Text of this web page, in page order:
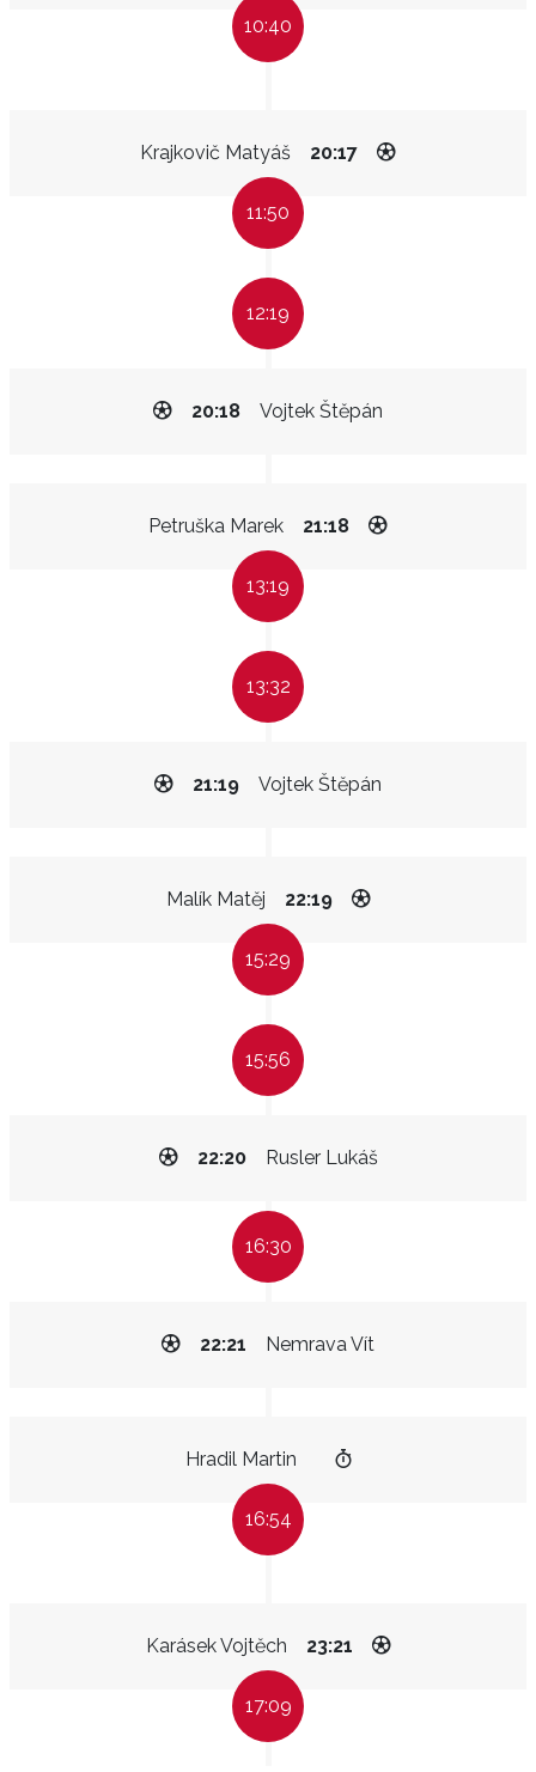
10:40
Krajkovič Matyáš 20:17
11:50
12:19
Vojtek Štěpán
20:18
Petruška Marek 21:18
13:19
13:32
Vojtek Štěpán
21:19
Malík Matěj 22:19
15:29
15:56
Rusler Lukáš
22:20
16:30
Nemrava Vít
22:21
Hradil Martin
16:54
Karásek Vojtěch 23:21
17:09